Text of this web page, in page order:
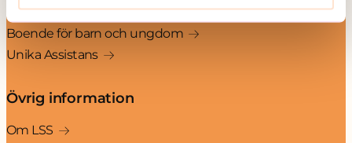
Serviceboende
Boende för barn och ungdom
Unika Assistans
Övrig information
Om LSS